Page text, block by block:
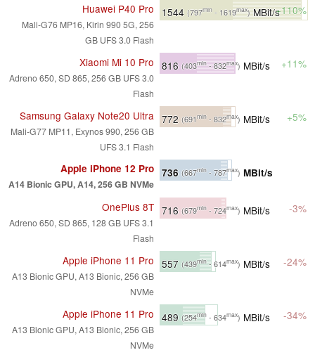
Huawei P40 Pro
Mali-G76 MP16, Kirin 990 5G, 256
GB UFS 3.0 Flash
1544 (797min - 1619max)MBit/s+110%
Xiaomi Mi 10 Pro
Adreno 650, SD 865, 256 GB UFS 3.0
Flash
816 (403min- 832max) MBit/s +11%
Samsung Galaxy Note20 Ultra
Mali-G77 MP11, Exynos 990, 256 GB
UFS 3.1 Flash
772 (691min - 832max) MBit/s +5%
Apple iPhone 12 Pro
A14 Bionic GPU, A14, 256 GB NVMe
736 (667min - 787max) MBit/s
OnePlus 8T
Adreno 650, SD 865, 128 GB UFS 3.1
Flash
716 (679min - 724max) MBit/s -3%
Apple iPhone 11 Pro
A13 Bionic GPU, A13 Bionic, 256 GB
NVMe
557 (439min- 614max) MBit/s -24%
Apple iPhone 11 Pro
A13 Bionic GPU, A13 Bionic, 256 GB
NVMe
489 (254min - 634max) MBit/s -34%